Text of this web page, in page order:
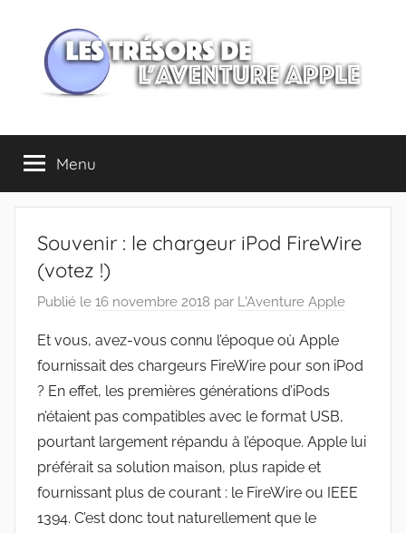
contenu
Les
trésors
de
l'Aventure
Apple
Menu
Souvenir : le chargeur iPod FireWire
(votez !)
Publié le 16 novembre 2018 par L'Aventure Apple
Et vous, avez-vous connu l’époque où Apple
fournissait des chargeurs FireWire pour son iPod
? En effet, les premières générations d’iPods
n’étaient pas compatibles avec le format USB,
pourtant largement répandu à l’époque. Apple lui
préférait sa solution maison, plus rapide et
fournissant plus de courant : le FireWire ou IEEE
1394. C’est donc tout naturellement que le